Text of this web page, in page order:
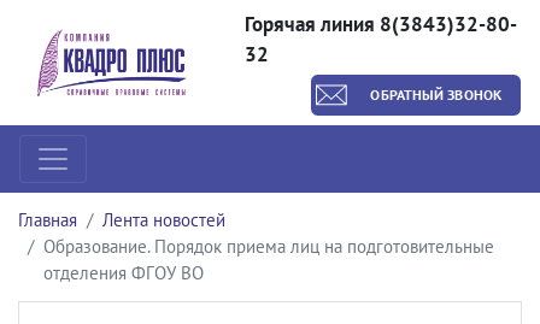
Горячая линия 8(3843)32-80-
32
ОБРАТНЫЙ ЗВОНОК
Главная
Лента новостей
Образование. Порядок приема лиц на подготовительные
отделения ФГОУ ВО